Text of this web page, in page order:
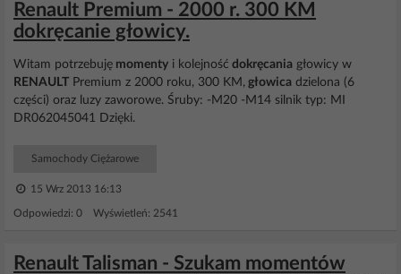
Renault Premium - 2000 r. 300 KM
dokręcanie głowicy.
Witam potrzebuję momenty i kolejność dokręcania głowicy w
RENAULT Premium z 2000 roku, 300 KM, głowica dzielona (6
części) oraz luzy zaworowe. Śruby: -M20 -M14 silnik typ: MI
DR062045041 Dzięki.
Samochody Ciężarowe
15 Wrz 2013 16:13
Odpowiedzi: 0 Wyświetleń: 2541
Renault Talisman - Szukam momentów